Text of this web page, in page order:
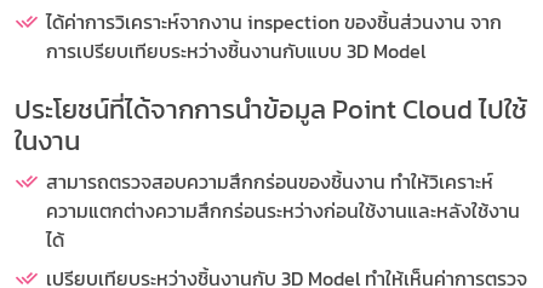
ได้ค่าการวิเคราะห์จากงาน inspection ของชิ้นส่วนงาน จาก
การเปรียบเทียบระหว่างชิ้นงานกับแบบ 3D Model
ประโยชน์ที่ได้จากการนำข้อมูล Point Cloud ไปใช้
ในงาน
สามารถตรวจสอบความสึกกร่อนของชิ้นงาน ทำให้วิเคราะห์
ความแตกต่างความสึกกร่อนระหว่างก่อนใช้งานและหลังใช้งาน
ได้
เปรียบเทียบระหว่างชิ้นงานกับ 3D Model ทำให้เห็นค่าการตรวจ